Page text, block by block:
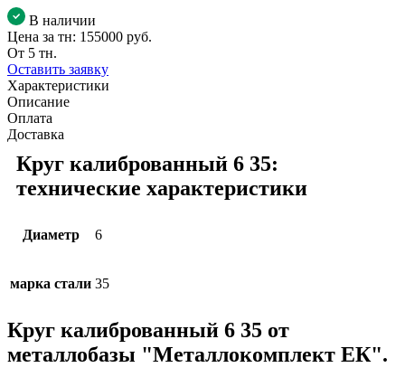
В наличии
Цена за тн: 155000 руб.
От 5 тн.
Оставить заявку
Характеристики
Описание
Оплата
Доставка
Круг калиброванный 6 35:
технические характеристики
Диаметр 6
марка стали 35
Круг калиброванный 6 35 от
металлобазы "Металлокомплект ЕК".